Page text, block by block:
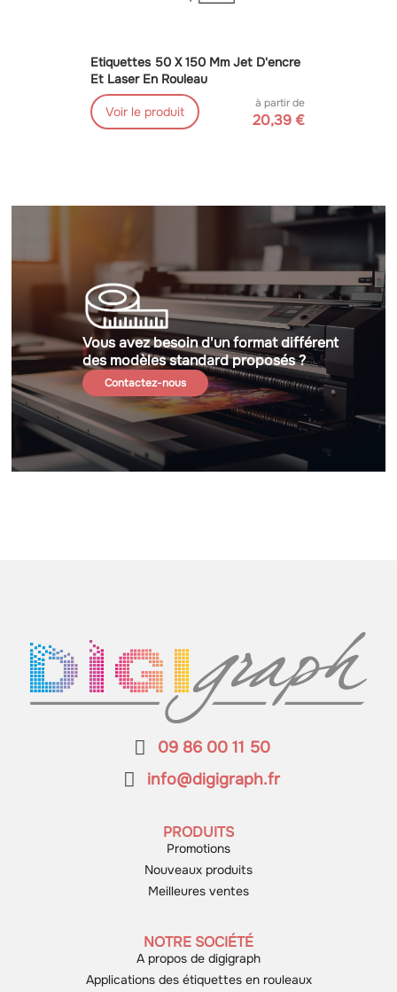
Etiquettes 50 X 150 Mm Jet D'encre
Et Laser En Rouleau
Voir le produit
à partir de
20,39 €
Vous avez besoin d'un format différent
des modèles standard proposés ?
Contactez-nous
09 86 00 11 50
info@digigraph.fr
PRODUITS
Promotions
Nouveaux produits
Meilleures ventes
NOTRE SOCIÉTÉ
A propos de digigraph
Applications des étiquettes en rouleaux